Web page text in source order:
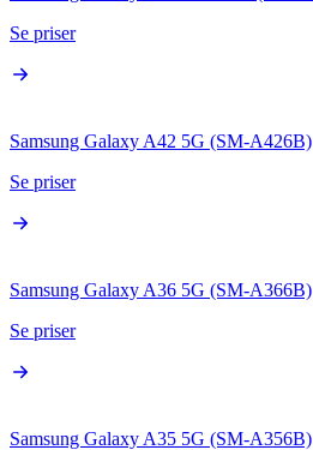
Se priser
Samsung Galaxy A42 5G (SM-A426B)
Se priser
Samsung Galaxy A36 5G (SM-A366B)
Se priser
Samsung Galaxy A35 5G (SM-A356B)